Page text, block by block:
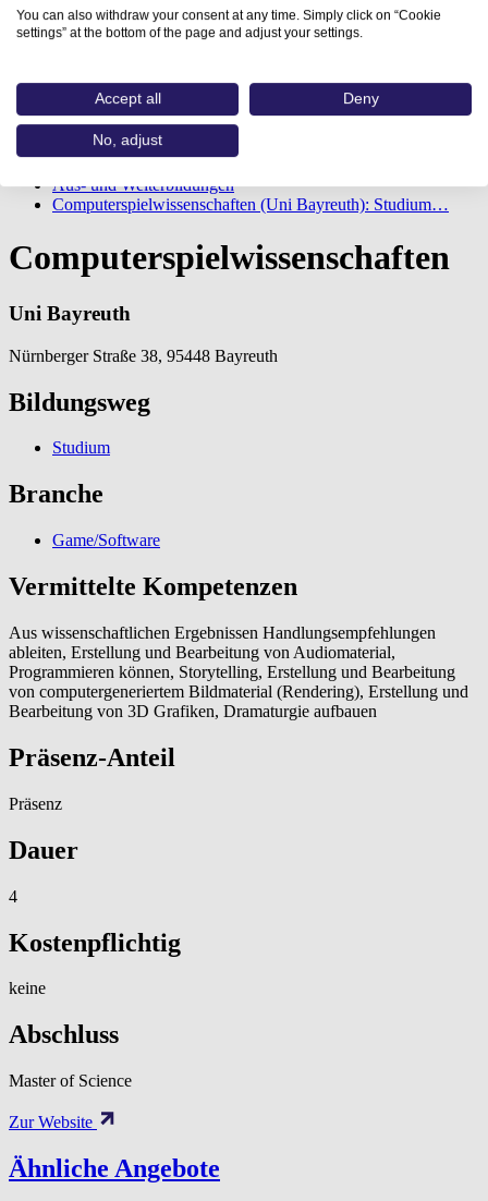
Aus- und Weiterbildungen
Computerspielwissenschaften (Uni Bayreuth): Studium…
Computerspielwissenschaften
Uni Bayreuth
Nürnberger Straße 38, 95448 Bayreuth
Bildungsweg
Studium
Branche
Game/Software
Vermittelte Kompetenzen
Aus wissenschaftlichen Ergebnissen Handlungsempfehlungen
ableiten, Erstellung und Bearbeitung von Audiomaterial,
Programmieren können, Storytelling, Erstellung und Bearbeitung
von computergeneriertem Bildmaterial (Rendering), Erstellung und
Bearbeitung von 3D Grafiken, Dramaturgie aufbauen
Präsenz-Anteil
Präsenz
Dauer
4
Kostenpflichtig
keine
Abschluss
Master of Science
Zur Website
Ähnliche Angebote
You can also withdraw your consent at any time. Simply click on “Cookie
settings” at the bottom of the page and adjust your settings.
Accept all Deny
No, adjust